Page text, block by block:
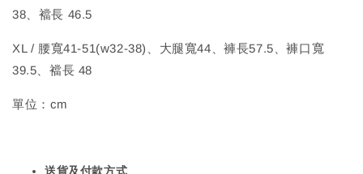
38、襠長 46.5
XL / 腰寬41-51(w32-38)、大腿寬44、褲長57.5、褲口寬
39.5、襠長 48
單位：cm
送貨及付款方式